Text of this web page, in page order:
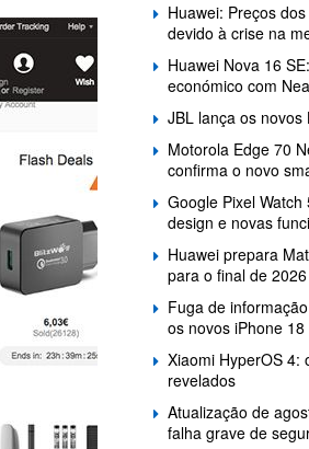
Huawei: Preços
devido à crise na
Huawei Nova 16
económico com
JBL lança os
Motorola Edge 70
confirma o novo
Google Pixel
design e novas
Huawei prepara
para o final de 2026
Fuga de
os novos iPhone 18
Xiaomi HyperOS 4:
revelados
Atualização de
falha grave de